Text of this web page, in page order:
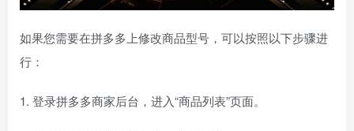
如果您需要在拼多多上修改商品型号，可以按照以下步骤进
行：
1. 登录拼多多商家后台，进入“商品列表”页面。